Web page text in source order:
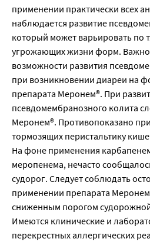
применении практически всех
наблюдается развитие
который может варьировать по
угрожающих жизни форм.
возможности развития
при возникновении диареи на
препарата Меронем®. При
псевдомембранозного колита
Меронем®. Противопоказано
тормозящих перистальтику
На фоне применения
меропенема, нечасто
судорог. Следует соблюдать
применении препарата
сниженным порогом
Имеются клинические и
перекрестных аллергических